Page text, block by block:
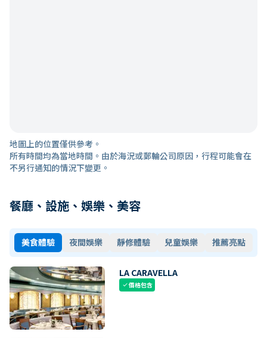
地圖上的位置僅供參考。
所有時間均為當地時間。由於海況或郵輪公司原因，行程可能會在
不另行通知的情況下變更。
餐廳、設施、娛樂、美容
美食體驗 夜間娛樂 靜修體驗 兒童娛樂 推薦亮點
LA CARAVELLA
check價格包含